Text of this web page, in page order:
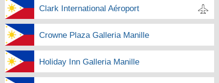
Clark International Aéroport
Crowne Plaza Galleria Manille
Holiday Inn Galleria Manille